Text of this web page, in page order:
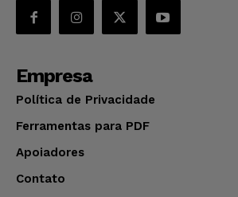
Empresa
Política de Privacidade
Ferramentas para PDF
Apoiadores
Contato